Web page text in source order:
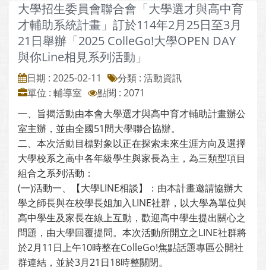
大學招生委員會聯合會「大學選才與高中育
才輔助系統計畫」訂於114年2月25日至3月
21日舉辦「2025 ColleGo!大學OPEN DAY
與你Line相見系列活動」
日期 : 2025-02-11
分類 : 活動資訊
單位 : 輔導室
點閱 : 2071
一、旨揭活動由本會大學選才與高中育才輔助計畫辦公
室主辦，並由全國51間大學聯合協辦。
二、本次活動目標對象以正在探索未來生涯方向及選擇
大學校系之高中各年級學生與家長為主，為三類型項目
組合之系列活動：
(一)活動一、【大學LINE相談】：由本計畫邀請協辦大
學之師長與在校學長姐加入LINE社群，以大學為單位與
高中學生及家長在線上互動，歡迎高中學生提出關心之
問題，由大學回覆提問。本次活動所開立之LINE社群將
於2月11日上午10時整在ColleGo!焦點話題專區公開社
群連結，並於3月21日18時整關閉。